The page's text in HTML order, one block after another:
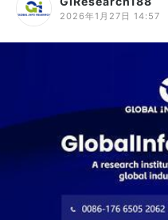
2026年1月27日 14:57